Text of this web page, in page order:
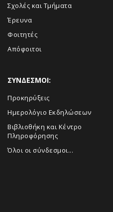
Σχολές και Τμήματα
Έρευνα
Φοιτητές
Απόφοιτοι
ΣΥΝΔΕΣΜΟΙ:
Προκηρύξεις
Ημερολόγιο Εκδηλώσεων
Βιβλιοθήκη και Κέντρο
Πληροφόρησης
Όλοι οι σύνδεσμοι...